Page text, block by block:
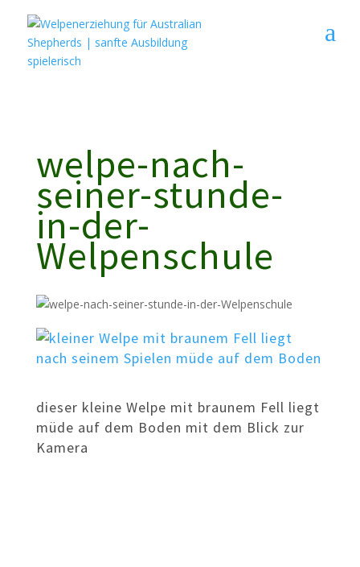
jxIe3rVoAoLtlnvBwPeGoGlTxnA
welpe-nach-
seiner-stunde-
in-der-
Welpenschule
dieser kleine Welpe mit braunem Fell liegt
müde auf dem Boden mit dem Blick zur
Kamera